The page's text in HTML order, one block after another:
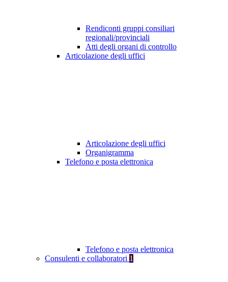
Rendiconti gruppi consiliari
regionali/provinciali
Atti degli organi di controllo
Articolazione degli uffici
Articolazione degli uffici
Organigramma
Telefono e posta elettronica
Telefono e posta elettronica
Consulenti e collaboratori 1